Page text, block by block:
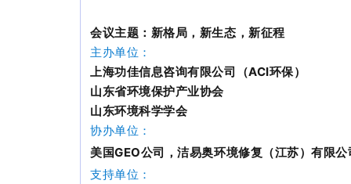
会议主题：新格局，新生态，新征程
主办单位：
上海功佳信息咨询有限公司（ACI环保）
山东省环境保护产业协会
山东环境科学学会
协办单位：
美国GEO公司，洁易奥环境修复（江苏）有限公
支持单位：